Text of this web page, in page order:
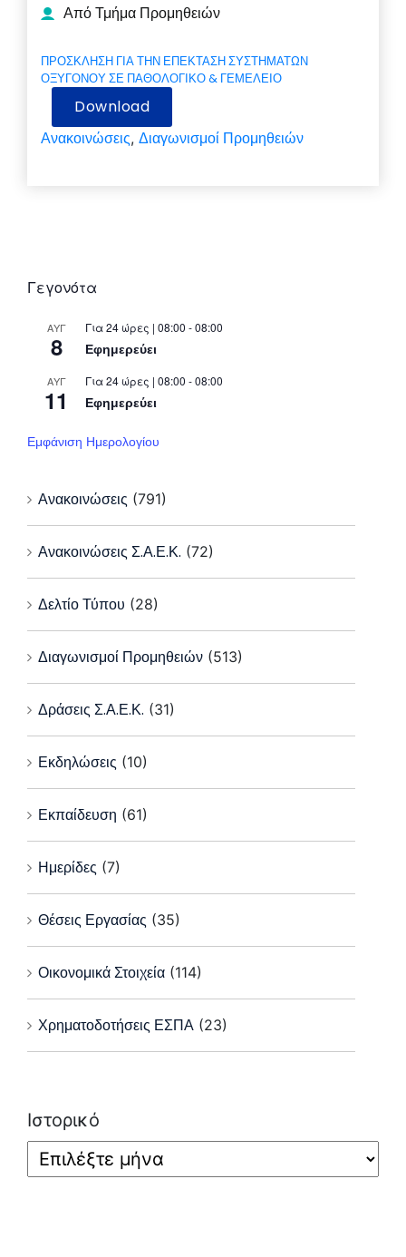
Από Τμήμα Προμηθειών
ΠΡΟΣΚΛΗΣΗ ΓΙΑ ΤΗΝ ΕΠΕΚΤΑΣΗ ΣΥΣΤΗΜΑΤΩΝ
ΟΞΥΓΟΝΟΥ ΣΕ ΠΑΘΟΛΟΓΙΚΟ & ΓΕΜΕΛΕΙΟ
Download
Ανακοινώσεις, Διαγωνισμοί Προμηθειών
Γεγονότα
ΑΥΓ
8
Για 24 ώρες | 08:00 - 08:00
Εφημερεύει
ΑΥΓ
11
Για 24 ώρες | 08:00 - 08:00
Εφημερεύει
Εμφάνιση Ημερολογίου
Ανακοινώσεις (791)
Ανακοινώσεις Σ.Α.Ε.Κ. (72)
Δελτίο Τύπου (28)
Διαγωνισμοί Προμηθειών (513)
Δράσεις Σ.Α.Ε.Κ. (31)
Εκδηλώσεις (10)
Εκπαίδευση (61)
Ημερίδες (7)
Θέσεις Εργασίας (35)
Οικονομικά Στοιχεία (114)
Χρηματοδοτήσεις ΕΣΠΑ (23)
Ιστορικό